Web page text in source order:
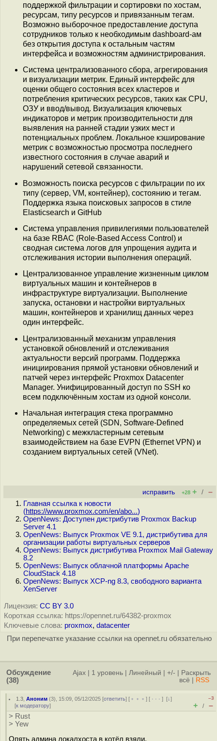
поддержкой фильтрации и сортировки по хостам,
ресурсам, типу ресурсов и привязанным тегам.
Возможно выборочное предоставление доступа
сотрудников только к необходимым dashboard-ам
без открытия доступа к остальным частям
интерфейса и возможностям администрирования.
Система централизованного сбора, агрегирования
и визуализации метрик. Единый интерфейс для
оценки общего состояния всех кластеров и
потребления критических ресурсов, таких как CPU,
ОЗУ и ввод/вывод. Визуализация ключевых
индикаторов и метрик производительности для
выявления на ранней стадии узких мест и
потенциальных проблем. Локальное кэширование
метрик с возможностью просмотра последнего
известного состояния в случае аварий и
нарушений сетевой связанности.
Возможность поиска ресурсов с фильтрации по их
типу (сервер, VM, контейнер), состоянию и тегам.
Поддержка языка поисковых запросов в стиле
Elasticsearch и GitHub
Система управления привилегиями пользователей
на базе RBAC (Role-Based Access Control) и
сводная система логов для упрощения аудита и
отслеживания истории выполнения операций.
Централизованное управление жизненным циклом
виртуальных машин и контейнеров в
инфраструктуре виртуализации. Выполнение
запуска, остановки и настройки виртуальных
машин, контейнеров и хранилищ данных через
один интерфейс.
Централизованный механизм управления
установкой обновлений и отслеживания
актуальности версий программ. Поддержка
инициирования прямой установки обновлений и
патчей через интерфейс Proxmox Datacenter
Manager. Унифицированный доступ по SSH ко
всем подключённым хостам из одной консоли.
Начальная интеграция стека программно
определяемых сетей (SDN, Software-Defined
Networking) с межкластерным сетевым
взаимодействием на базе EVPN (Ethernet VPN) и
созданием виртуальных сетей (VNet).
исправить +28 + / –
Главная ссылка к новости
(https://www.proxmox.com/en/abo...)
OpenNews: Доступен дистрибутив Proxmox Backup
Server 4.1
OpenNews: Выпуск Proxmox VE 9.1, дистрибутива для
организации работы виртуальных серверов
OpenNews: Выпуск дистрибутива Proxmox Mail Gateway
8.2
OpenNews: Выпуск облачной платформы Apache
CloudStack 4.18
OpenNews: Выпуск XCP-ng 8.3, свободного варианта
XenServer
Лицензия: CC BY 3.0
Короткая ссылка: https://opennet.ru/64382-proxmox
Ключевые слова: proxmox, datacenter
При перепечатке указание ссылки на opennet.ru обязательно
Обсуждение
(38)
Ajax 1 уровень Линейный +/-
Раскрыть
всё
RSS
1.3 ,Аноним (3), 15:09, 05/12/2025 [ответить] [ ﹢﹢﹢] [ · · ·][↓]
[к модератору]
–3
+ / –
> Rust
> Yew
Опять админа локалхоста в котёл взяли.